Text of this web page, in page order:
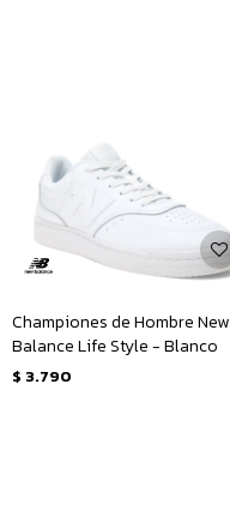
Championes de Hombre New
Balance Life Style - Blanco
$ 3.790